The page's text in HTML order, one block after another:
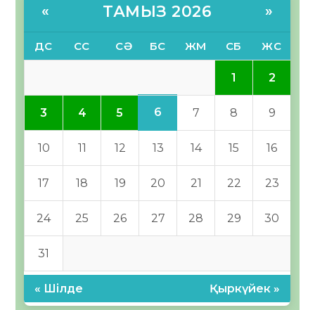
« ТАМЫЗ 2026 »
ДС СС СӘ БС ЖМ СБ ЖС
1 2
3 4 5 6 7 8 9
10 11 12 13 14 15 16
17 18 19 20 21 22 23
24 25 26 27 28 29 30
31
« Шілде Қыркүйек »